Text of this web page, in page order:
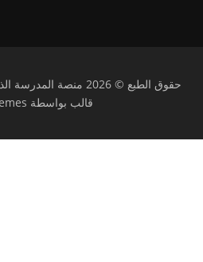
حقوق الطبع © 2026 منصة المدرسة الذكية الفلسطينية
قالب بواسطة FameThemes